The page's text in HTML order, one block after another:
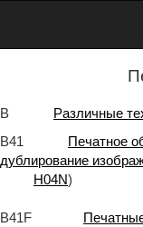
B Различные
B41
Печатное
дублирование
H04N)
B41F